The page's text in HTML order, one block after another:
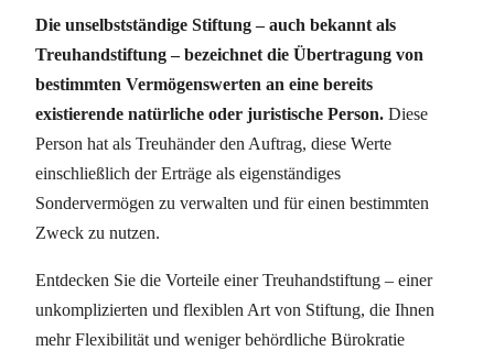
Die unselbstständige Stiftung – auch bekannt als
Treuhandstiftung – bezeichnet die Übertragung von
bestimmten Vermögenswerten an eine bereits
existierende natürliche oder juristische Person. Diese
Person hat als Treuhänder den Auftrag, diese Werte
einschließlich der Erträge als eigenständiges
Sondervermögen zu verwalten und für einen bestimmten
Zweck zu nutzen.
Entdecken Sie die Vorteile einer Treuhandstiftung – einer
unkomplizierten und flexiblen Art von Stiftung, die Ihnen
mehr Flexibilität und weniger behördliche Bürokratie